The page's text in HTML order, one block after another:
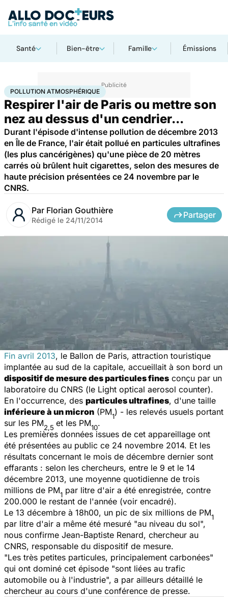
Santé Bien-être Famille Émissions
AccueilSanté Pollution atmosphérique
POLLUTION ATMOSPHÉRIQUE
Respirer l'air de Paris ou mettre son
nez au dessus d'un cendrier...
Durant l'épisode d'intense pollution de décembre 2013
en Île de France, l'air était pollué en particules ultrafines
(les plus cancérigènes) qu'une pièce de 20 mètres
carrés où brûlent huit cigarettes, selon des mesures de
haute précision présentées ce 24 novembre par le
CNRS.
Par Florian Gouthière
Rédigé le 24/11/2014
Partager
Fin avril 2013, le Ballon de Paris, attraction touristique
implantée au sud de la capitale, accueillait à son bord un
dispositif de mesure des particules fines conçu par un
laboratoire du CNRS (le Light optical aerosol counter).
En l'occurrence, des particules ultrafines, d'une taille
inférieure à un micron (PM1) - les relevés usuels portant
sur les PM2,5 et les PM10.
Les premières données issues de cet appareillage ont
été présentées au public ce 24 novembre 2014. Et les
résultats concernant le mois de décembre dernier sont
effarants : selon les chercheurs, entre le 9 et le 14
décembre 2013, une moyenne quotidienne de trois
millions de PM1 par litre d'air a été enregistrée, contre
200.000 le restant de l'année (voir encadré).
Le 13 décembre à 18h00, un pic de six millions de PM1
par litre d'air a même été mesuré "au niveau du sol",
nous confirme Jean-Baptiste Renard, chercheur au
CNRS, responsable du dispositif de mesure.
"Les très petites particules, principalement carbonées"
qui ont dominé cet épisode "sont liées au trafic
automobile ou à l'industrie", a par ailleurs détaillé le
chercheur au cours d'une conférence de presse.